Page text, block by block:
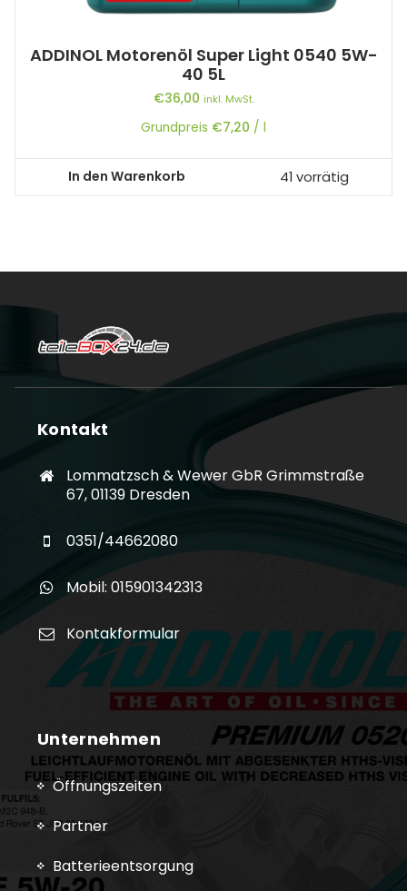
ADDINOL Motorenöl Super Light 0540 5W-
40 5L
€36,00 inkl. MwSt.
Grundpreis €7,20 / l
In den Warenkorb 41 vorrätig
Kontakt
Lommatzsch & Wewer GbR Grimmstraße
67, 01139 Dresden
0351/44662080
Mobil: 015901342313
Kontakformular
Unternehmen
Öffnungszeiten
Partner
Batterieentsorgung